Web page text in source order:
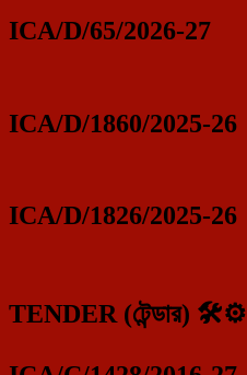
ICA/D/65/2026-27
ICA/D/1860/2025-26
ICA/D/1826/2025-26
TENDER (টেন্ডার) 🛠️⚙️